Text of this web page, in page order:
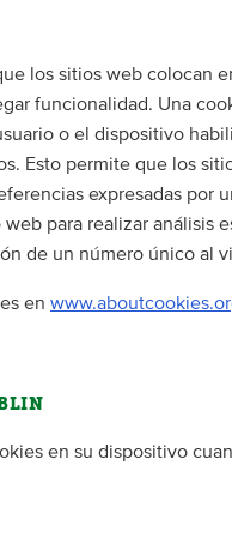
los sitios web colocan
funcionalidad. Una
o el dispositivo
Esto permite que los
expresadas por
para realizar análisis
de un número único al
en
en su dispositivo